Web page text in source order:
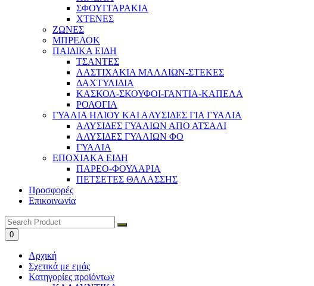
ΣΦΟΥΓΓΑΡΑΚΙΑ
ΧΤΕΝΕΣ
ΖΩΝΕΣ
ΜΠΡΕΛΟΚ
ΠΑΙΔΙΚΑ ΕΙΔΗ
ΤΣΑΝΤΕΣ
ΛΑΣΤΙΧΑΚΙΑ ΜΑΛΛΙΩΝ-ΣΤΕΚΕΣ
ΔΑΧΤΥΛΙΔΙΑ
ΚΑΣΚΟΛ-ΣΚΟΥΦΟΙ-ΓΑΝΤΙΑ-ΚΑΠΕΛΑ
ΡΟΛΟΓΙΑ
ΓΥΑΛΙΑ ΗΛΙΟΥ ΚΑΙ ΑΛΥΣΙΔΕΣ ΓΙΑ ΓΥΑΛΙΑ
ΑΛΥΣΙΔΕΣ ΓΥΑΛΙΩΝ ΑΠΟ ΑΤΣΑΛΙ
ΑΛΥΣΙΔΕΣ ΓΥΑΛΙΩΝ ΦΟ
ΓΥΑΛΙΑ
ΕΠΟΧΙΑΚΑ ΕΙΔΗ
ΠΑΡΕΟ-ΦΟΥΛΑΡΙΑ
ΠΕΤΣΕΤΕΣ ΘΑΛΑΣΣΗΣ
Προσφορές
Επικοινωνία
0
Αρχική
Σχετικά με εμάς
Κατηγορίες προϊόντων